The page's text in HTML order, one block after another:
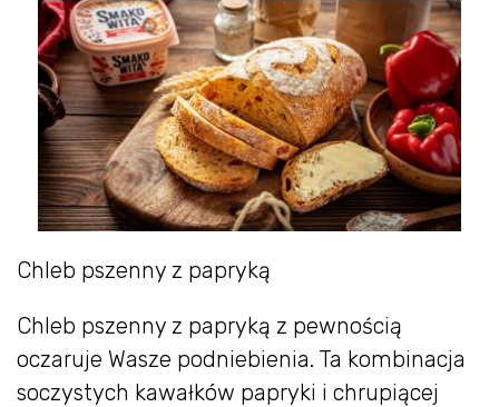
Chleb pszenny z papryką
Chleb pszenny z papryką z pewnością
oczaruje Wasze podniebienia. Ta kombinacja
soczystych kawałków papryki i chrupiącej